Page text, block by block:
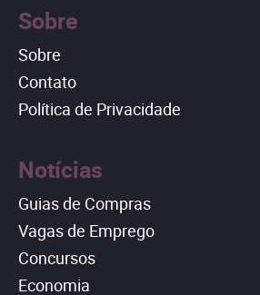
Sobre
Sobre
Contato
Política de Privacidade
Notícias
Guias de Compras
Vagas de Emprego
Concursos
Economia